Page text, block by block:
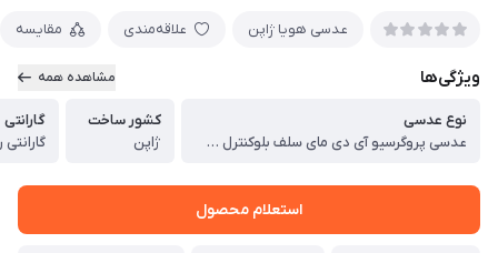
عدسی هویا ژاپن علاقه‌مندی مقایسه
ویژگی‌ها مشاهده همه
نوع عدسی
عدسی پروگرسیو آی دی مای سلف بلوکنترل ایاس هویا HOYA EYAS Progressive Hoyalux iD Myself BlueControl 1.60
کشور ساخت
ژاپن
گارانتی
گارانتی رسمی
استعلام محصول